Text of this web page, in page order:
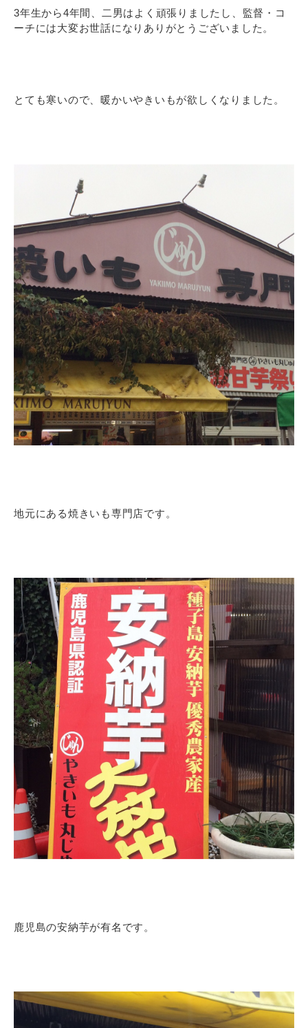
3年生から4年間、二男はよく頑張りましたし、監督・コ
ーチには大変お世話になりありがとうございました。
とても寒いので、暖かいやきいもが欲しくなりました。
地元にある焼きいも専門店です。
鹿児島の安納芋が有名です。